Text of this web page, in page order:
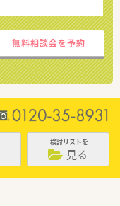
無料相談会を予約
検討リストを
見る